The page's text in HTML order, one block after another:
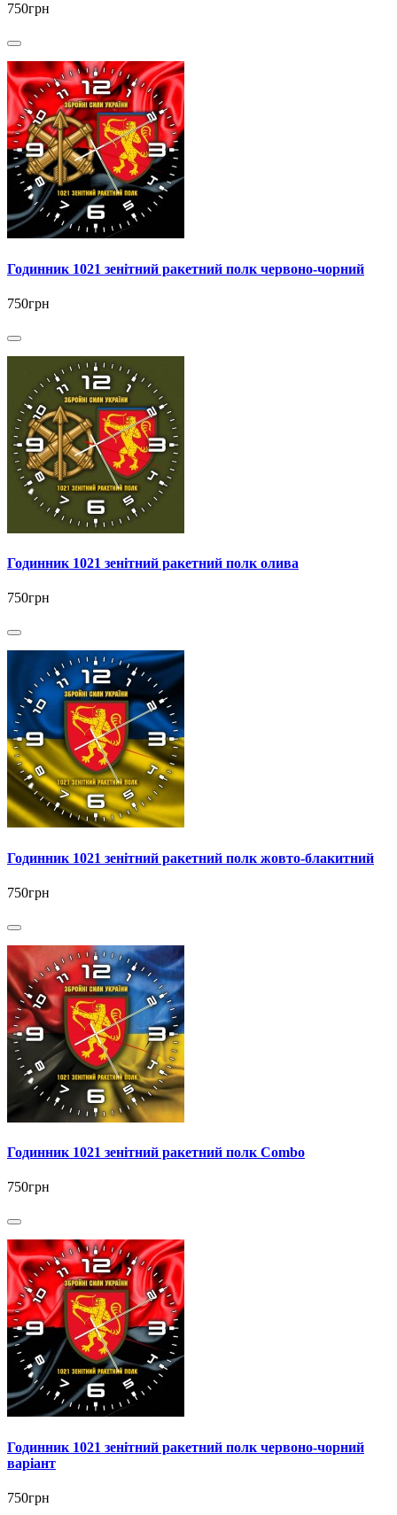
750грн
Годинник 1021 зенітний ракетний полк червоно-чорний
750грн
Годинник 1021 зенітний ракетний полк олива
750грн
Годинник 1021 зенітний ракетний полк жовто-блакитний
750грн
Годинник 1021 зенітний ракетний полк Combo
750грн
Годинник 1021 зенітний ракетний полк червоно-чорний
варіант
750грн